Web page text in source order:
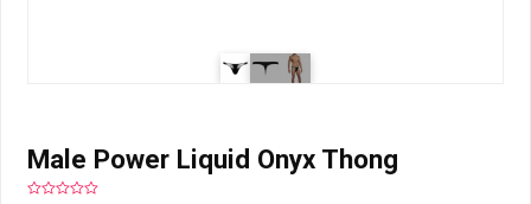
Male Power Liquid Onyx Thong